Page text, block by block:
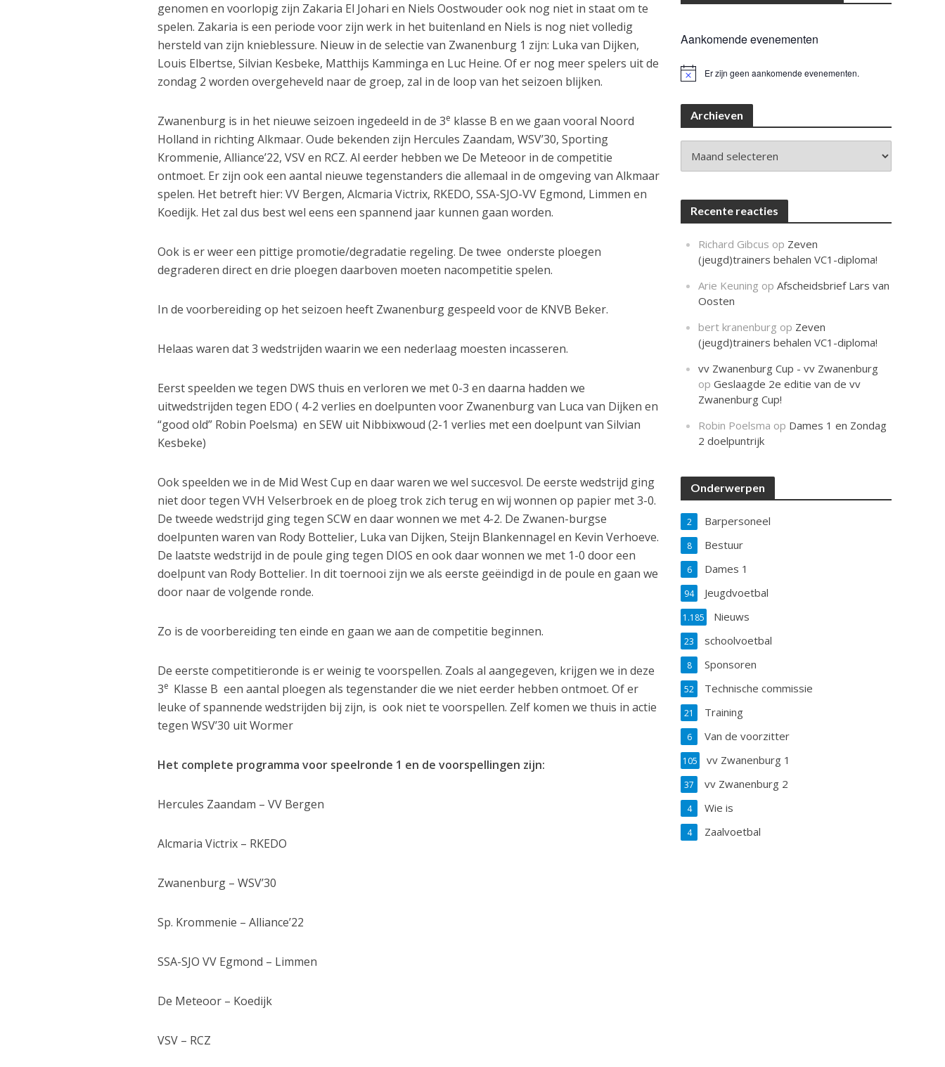
genomen en voorlopig zijn Zakaria El Johari en Niels Oostwouder ook nog niet in staat om te
spelen. Zakaria is een periode voor zijn werk in het buitenland en Niels is nog niet volledig
hersteld van zijn knieblessure. Nieuw in de selectie van Zwanenburg 1 zijn: Luka van Dijken,
Louis Elbertse, Silvian Kesbeke, Matthijs Kamminga en Luc Heine. Of er nog meer spelers uit de
zondag 2 worden overgeheveld naar de groep, zal in de loop van het seizoen blijken.
Zwanenburg is in het nieuwe seizoen ingedeeld in de 3e klasse B en we gaan vooral Noord
Holland in richting Alkmaar. Oude bekenden zijn Hercules Zaandam, WSV’30, Sporting
Krommenie, Alliance’22, VSV en RCZ. Al eerder hebben we De Meteoor in de competitie
ontmoet. Er zijn ook een aantal nieuwe tegenstanders die allemaal in de omgeving van Alkmaar
spelen. Het betreft hier: VV Bergen, Alcmaria Victrix, RKEDO, SSA-SJO-VV Egmond, Limmen en
Koedijk. Het zal dus best wel eens een spannend jaar kunnen gaan worden.
Ook is er weer een pittige promotie/degradatie regeling. De twee onderste ploegen
degraderen direct en drie ploegen daarboven moeten nacompetitie spelen.
In de voorbereiding op het seizoen heeft Zwanenburg gespeeld voor de KNVB Beker.
Helaas waren dat 3 wedstrijden waarin we een nederlaag moesten incasseren.
Eerst speelden we tegen DWS thuis en verloren we met 0-3 en daarna hadden we
uitwedstrijden tegen EDO ( 4-2 verlies en doelpunten voor Zwanenburg van Luca van Dijken en
“good old” Robin Poelsma) en SEW uit Nibbixwoud (2-1 verlies met een doelpunt van Silvian
Kesbeke)
Ook speelden we in de Mid West Cup en daar waren we wel succesvol. De eerste wedstrijd ging
niet door tegen VVH Velserbroek en de ploeg trok zich terug en wij wonnen op papier met 3-0.
De tweede wedstrijd ging tegen SCW en daar wonnen we met 4-2. De Zwanen-burgse
doelpunten waren van Rody Bottelier, Luka van Dijken, Steijn Blankennagel en Kevin Verhoeve.
De laatste wedstrijd in de poule ging tegen DIOS en ook daar wonnen we met 1-0 door een
doelpunt van Rody Bottelier. In dit toernooi zijn we als eerste geëindigd in de poule en gaan we
door naar de volgende ronde.
Zo is de voorbereiding ten einde en gaan we aan de competitie beginnen.
De eerste competitieronde is er weinig te voorspellen. Zoals al aangegeven, krijgen we in deze
3e Klasse B een aantal ploegen als tegenstander die we niet eerder hebben ontmoet. Of er
leuke of spannende wedstrijden bij zijn, is ook niet te voorspellen. Zelf komen we thuis in actie
tegen WSV’30 uit Wormer
Het complete programma voor speelronde 1 en de voorspellingen zijn:
Hercules Zaandam – VV Bergen
Alcmaria Victrix – RKEDO
Zwanenburg – WSV’30
Sp. Krommenie – Alliance’22
SSA-SJO VV Egmond – Limmen
De Meteoor – Koedijk
VSV – RCZ
Aankomende evenementen
B
t
Er zijn geen aankomende evenementen.
Archieven
Recente reacties
Richard Gibcus op Zeven
(jeugd)trainers behalen VC1-diploma!
Arie Keuning opAfscheidsbrief Lars van
Oosten
bert kranenburg op Zeven
(jeugd)trainers behalen VC1-diploma!
vv Zwanenburg Cup - vv Zwanenburg
opGeslaagde 2e editie van de vv
Zwanenburg Cup!
Robin Poelsma op Dames 1 en Zondag
2 doelpuntrijk
Onderwerpen
Barpersoneel
2
Bestuur
8
Dames 1
6
Jeugdvoetbal
94
Nieuws
1.185
schoolvoetbal
23
Sponsoren
8
Technische commissie
52
Training
21
Van de voorzitter
6
vv Zwanenburg 1
105
vv Zwanenburg 2
37
Wie is
4
Zaalvoetbal
4